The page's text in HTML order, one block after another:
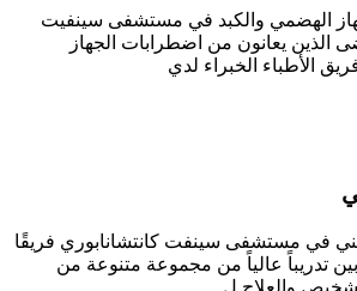
الهضمي والكبد في مستشفى سينفيت
يعانون من اضطرابات الجهاز
الأطباء الخبراء لدي
في مستشفى سينفت كانتشانابوري فريقًا
تدريباً عالياً من مجموعة متنوعة من
والعلاج ل